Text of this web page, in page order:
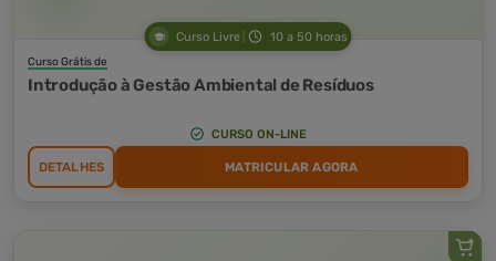
Curso Livre 10 a 50 horas
Curso Grátis de
Introdução à Gestão Ambiental de Resíduos
CURSO ON-LINE
DETALHES MATRICULAR AGORA